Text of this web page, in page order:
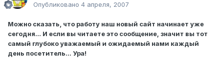
Опубликовано 4 апреля, 2007
Можно сказать, что работу наш новый сайт начинает уже
сегодня… И если вы читаете это сообщение, значит вы тот
самый глубоко уважаемый и ожидаемый нами каждый
день посетитель… Ура!